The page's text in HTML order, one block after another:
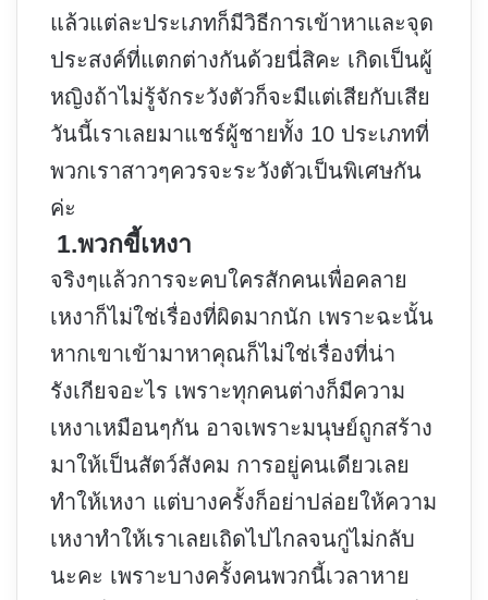
แล้วแต่ละประเภทก็มีวิธีการเข้าหาและจุด
ประสงค์ที่แตกต่างกันด้วยนี่สิคะ เกิดเป็นผู้
หญิงถ้าไม่รู้จักระวังตัวก็จะมีแต่เสียกับเสีย
วันนี้เราเลยมาแชร์ผู้ชายทั้ง 10 ประเภทที่
พวกเราสาวๆควรจะระวังตัวเป็นพิเศษกัน
ค่ะ
1.พวกขี้เหงา
จริงๆแล้วการจะคบใครสักคนเพื่อคลาย
เหงาก็ไม่ใช่เรื่องที่ผิดมากนัก เพราะฉะนั้น
หากเขาเข้ามาหาคุณก็ไม่ใช่เรื่องที่น่า
รังเกียจอะไร เพราะทุกคนต่างก็มีความ
เหงาเหมือนๆกัน อาจเพราะมนุษย์ถูกสร้าง
มาให้เป็นสัตว์สังคม การอยู่คนเดียวเลย
ทำให้เหงา แต่บางครั้งก็อย่าปล่อยให้ความ
เหงาทำให้เราเลยเถิดไปไกลจนกู่ไม่กลับ
นะคะ เพราะบางครั้งคนพวกนี้เวลาหาย